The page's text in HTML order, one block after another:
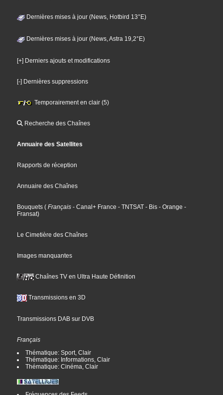
Dernières mises à jour (News, Hotbird 13°E)
Dernières mises à jour (News, Astra 19,2°E)
[+] Derniers ajouts et modifications
[-] Dernières suppressions
Temporairement en clair (5)
Recherche des Chaînes
Annuaire des Satellites
Rapports de réception
Annuaire des Chaînes
Bouquets ( Français - Canal+ France - TNTSAT - Bis - Orange -
Fransat)
Le Cimetière des Chaînes
Images manquantes
Chaînes TV en Ultra Haute Définition
Transmissions en 3D
Transmissions DAB sur DVB
Français
Thématique: Sport, Clair
Thématique: Informations, Clair
Thématique: Cinéma, Clair